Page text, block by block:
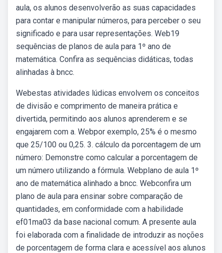
aula, os alunos desenvolverão as suas capacidades
para contar e manipular números, para perceber o seu
significado e para usar representações. Web19
sequências de planos de aula para 1º ano de
matemática. Confira as sequências didáticas, todas
alinhadas à bncc.
Webestas atividades lúdicas envolvem os conceitos
de divisão e comprimento de maneira prática e
divertida, permitindo aos alunos aprenderem e se
engajarem com a. Webpor exemplo, 25% é o mesmo
que 25/100 ou 0,25. 3. cálculo da porcentagem de um
número: Demonstre como calcular a porcentagem de
um número utilizando a fórmula. Webplano de aula 1º
ano de matemática alinhado a bncc. Webconfira um
plano de aula para ensinar sobre comparação de
quantidades, em conformidade com a habilidade
ef01ma03 da base nacional comum. A presente aula
foi elaborada com a finalidade de introduzir as noções
de porcentagem de forma clara e acessível aos alunos